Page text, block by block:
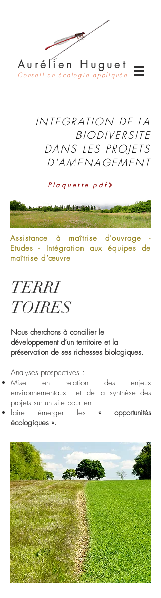
Aurélien Huguet
Conseil en écologie appliquée
INTEGRATION DE LA
BIODIVERSITE
DANS LES PROJETS
D'AMENAGEMENT
Plaquette pdf
Assistance à maîtrise d'ouvrage -
Etudes - Intégration aux équipes de
maîtrise d’œuvre
TERRI
TOIRES
Nous cherchons à concilier le
développement d’un territoire et la
préservation de ses richesses biologiques.
Analyses prospectives :
Mise en relation des enjeux
environnementaux et de la synthèse des
projets sur un site pour en
faire émerger les« opportunités
écologiques ».